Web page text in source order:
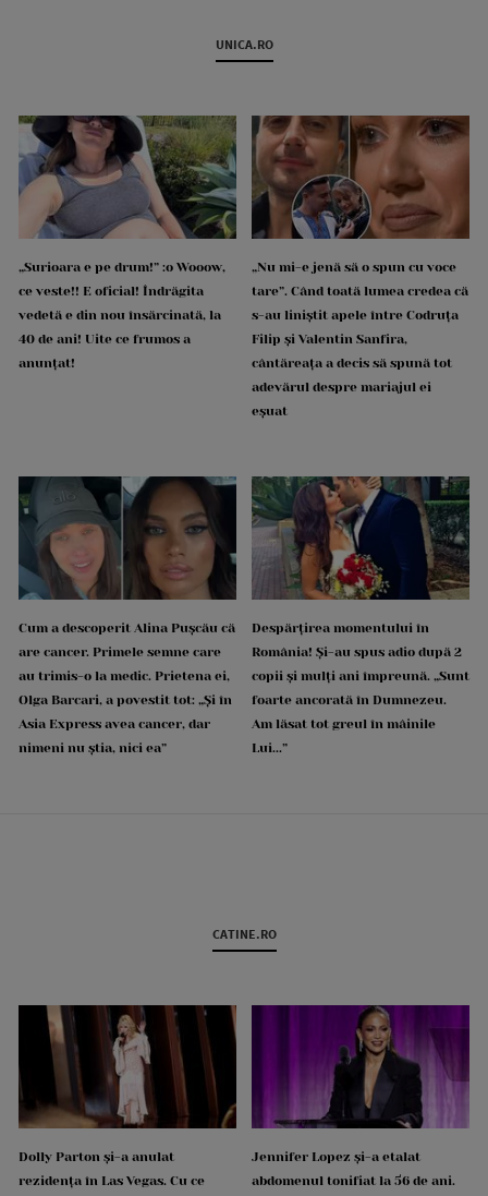
UNICA.RO
„Surioara e pe drum!” :o Wooow,
ce veste!! E oficial! Îndrăgita
vedetă e din nou însărcinată, la
40 de ani! Uite ce frumos a
anunțat!
„Nu mi-e jenă să o spun cu voce
tare”. Când toată lumea credea că
s-au liniștit apele între Codruța
Filip și Valentin Sanfira,
cântăreața a decis să spună tot
adevărul despre mariajul ei
eșuat
Cum a descoperit Alina Pușcău că
are cancer. Primele semne care
au trimis-o la medic. Prietena ei,
Olga Barcari, a povestit tot: „Și în
Asia Express avea cancer, dar
nimeni nu știa, nici ea”
Despărțirea momentului în
România! Și-au spus adio după 2
copii și mulți ani împreună. „Sunt
foarte ancorată în Dumnezeu.
Am lăsat tot greul în mâinile
Lui...”
CATINE.RO
Dolly Parton și-a anulat
rezidența în Las Vegas. Cu ce
Jennifer Lopez și-a etalat
abdomenul tonifiat la 56 de ani.